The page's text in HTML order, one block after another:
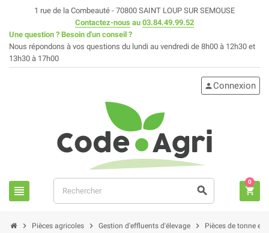
1 rue de la Combeauté - 70800 SAINT LOUP SUR SEMOUSE
Contactez-nous au 03.84.49.99.52
Une question ? Besoin d'un conseil ?
Nous répondons à vos questions du lundi au vendredi de 8h00 à 12h30 et
13h30 à 17h00
view_headline search
person Connexion
shopping_cart
0
chevron_right Pièces agricoles chevron_right Gestion d'effluents d'élevage chevron_right Pièces de tonne et